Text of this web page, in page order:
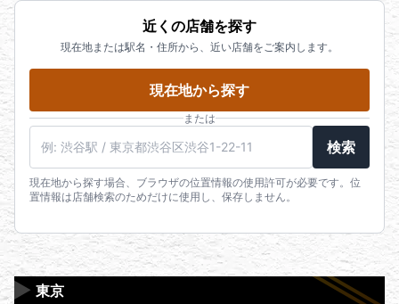
近くの店舗を探す
現在地または駅名・住所から、近い店舗をご案内します。
現在地から探す
または
検索
現在地から探す場合、ブラウザの位置情報の使用許可が必要です。位
置情報は店舗検索のためだけに使用し、保存しません。
東京
▶